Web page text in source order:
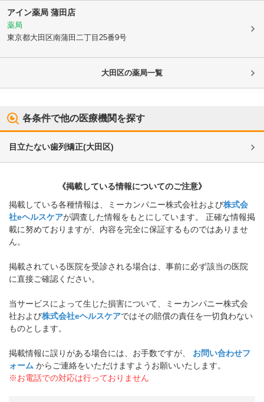
アイン薬局 蒲田店
薬局
東京都大田区南蒲田二丁目25番9号
大田区の薬局一覧
各条件で他の医療機関を探す
目立たない歯列矯正(大田区)
《掲載している情報についてのご注意》
掲載している各種情報は、ミーカンパニー株式会社および株式会
社eヘルスケアが調査した情報をもとにしています。 正確な情報掲
載に努めておりますが、内容を完全に保証するものではありませ
ん。
掲載されている医院を受診される場合は、事前に必ず該当の医院
に直接ご確認ください。
当サービスによって生じた損害について、ミーカンパニー株式会
社および株式会社eヘルスケアではその賠償の責任を一切負わない
ものとします。
掲載情報に誤りがある場合には、お手数ですが、
お問い合わせフ
ォーム からご連絡をいただけますようお願いいたします。
※お電話での対応は行っておりません